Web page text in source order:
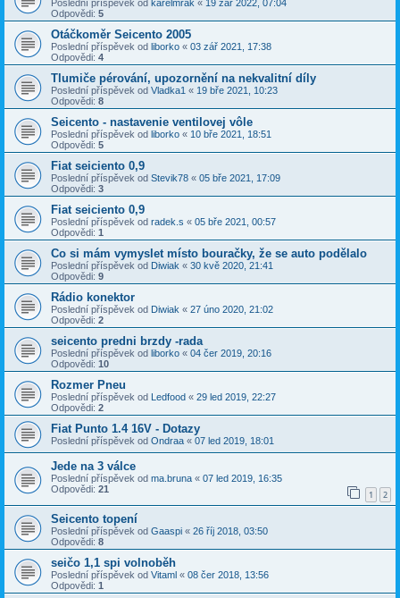
Poslední příspěvek od karelmrak « 19 zář 2022, 07:04
Odpovědi: 5
Otáčkoměr Seicento 2005
Poslední příspěvek od liborko « 03 zář 2021, 17:38
Odpovědi: 4
Tlumiče pérování, upozornění na nekvalitní díly
Poslední příspěvek od Vladka1 « 19 bře 2021, 10:23
Odpovědi: 8
Seicento - nastavenie ventilovej vôle
Poslední příspěvek od liborko « 10 bře 2021, 18:51
Odpovědi: 5
Fiat seiciento 0,9
Poslední příspěvek od Stevik78 « 05 bře 2021, 17:09
Odpovědi: 3
Fiat seiciento 0,9
Poslední příspěvek od radek.s « 05 bře 2021, 00:57
Odpovědi: 1
Co si mám vymyslet místo bouračky, že se auto podělalo
Poslední příspěvek od Diwiak « 30 kvě 2020, 21:41
Odpovědi: 9
Rádio konektor
Poslední příspěvek od Diwiak « 27 úno 2020, 21:02
Odpovědi: 2
seicento predni brzdy -rada
Poslední příspěvek od liborko « 04 čer 2019, 20:16
Odpovědi: 10
Rozmer Pneu
Poslední příspěvek od Ledfood « 29 led 2019, 22:27
Odpovědi: 2
Fiat Punto 1.4 16V - Dotazy
Poslední příspěvek od Ondraa « 07 led 2019, 18:01
Jede na 3 válce
Poslední příspěvek od ma.bruna « 07 led 2019, 16:35
Odpovědi: 21 1 2
Seicento topení
Poslední příspěvek od Gaaspi « 26 říj 2018, 03:50
Odpovědi: 8
seičo 1,1 spi volnoběh
Poslední příspěvek od Vitaml « 08 čer 2018, 13:56
Odpovědi: 1